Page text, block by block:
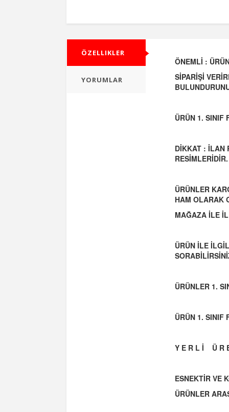
ÖZELLIKLER
YORUMLAR
ÖNEMLİ :
SİPARİŞİ
ÜRÜN 1. SINIF
DİKKAT : İLAN
RESİMLERİDİR.
ÜRÜNLER
HAM OLARAK
MAĞAZA İLE
ÜRÜN İLE
ÜRÜNLER 1.
ÜRÜN 1. SINIF
Y E R L İ Ü R
ESNEKTİR VE
ÜRÜNLER